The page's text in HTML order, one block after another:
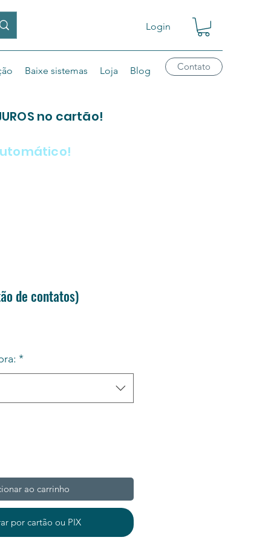
Login
Baixe sistemas Loja Blog Contato
no cartão!
de contatos)
*
ao carrinho
por cartão ou PIX